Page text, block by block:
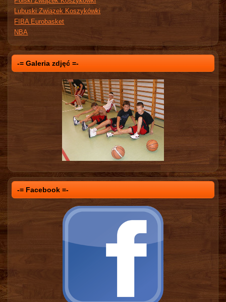
Lubuski Związek Koszykówki
FIBA Eurobasket
NBA
-= Galeria zdjęć =-
-= Facebook =-